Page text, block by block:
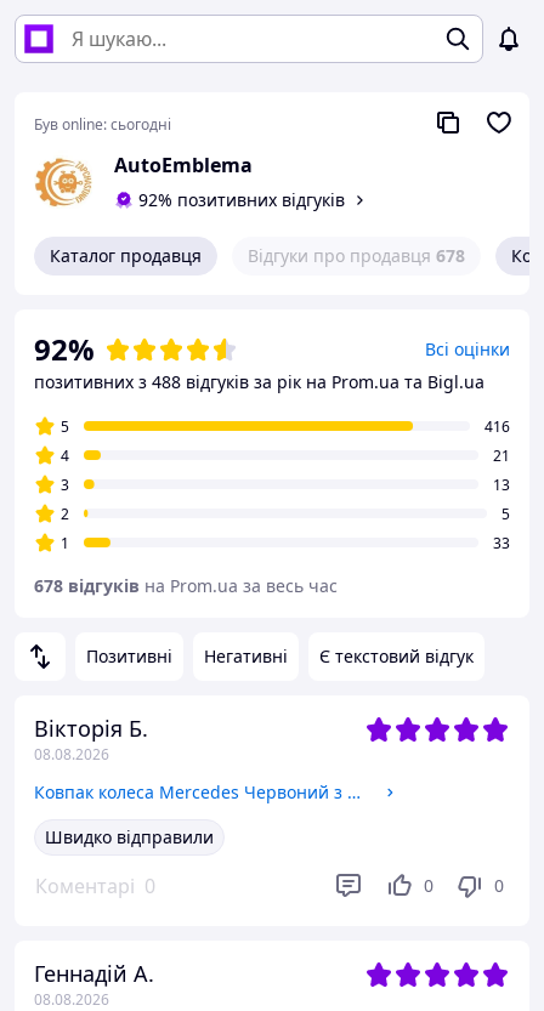
Був online:сьогодні
AutoEmblema
92% позитивних відгуків
Каталог продавця Відгуки про продавця 678
Позитивні Негативні Є текстовий відгук
Вікторія Б.
08.08.2026
Ковпак колеса Mercedes Червоний з хромом d=75мм пластик 1шт (ковпачок, заглушка диску)
Швидко відправили
Коментарі 0 0 0
Геннадій А.
08.08.2026
92%
Всі оцінки
позитивних з 488 відгуків за рік на Prom.ua та Bigl.ua
5
416
4
21
3
13
2
5
1
33
678 відгуків на Prom.ua за весь час